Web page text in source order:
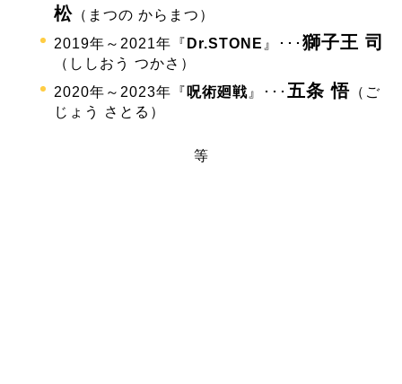
松 （まつの からまつ）
2019年～2021年『 Dr.STONE 』･･･ 獅子王 司
（ししおう つかさ）
2020年～2023年『 呪術廻戦 』･･･ 五条 悟 （ご
じょう さとる）
等